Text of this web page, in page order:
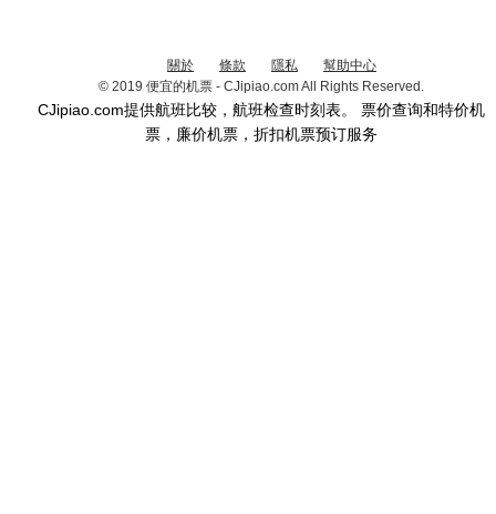
關於 條款 隱私
幫助中心
© 2019 便宜的机票 - CJipiao.com All Rights Reserved.
CJipiao.com提供航班比较，航班检查时刻表。 票价查询和特价机
票，廉价机票，折扣机票预订服务